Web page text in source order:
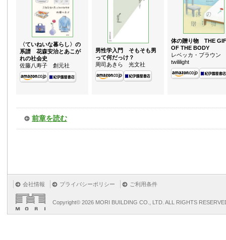
〈ていねいな暮らし〉の
系譜 花森安治とあこが
れの社会史
佐藤八寿子 創元社
男性学入門 そもそも男
って何だっけ？
周司あきら 光文社
体の贈り物 THE
OF THE BODY
レベッカ・ブラ
twililight
前章を読む
会社情報 プライバシーポリシー ご利用条件
Copyright© 2026 MORI BUILDING CO., LTD. ALL RIGHTS